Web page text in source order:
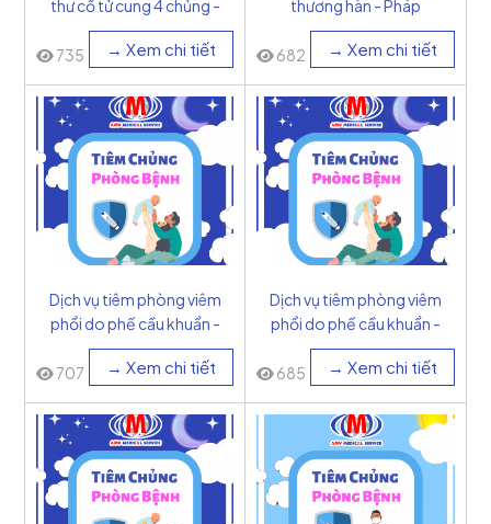
thư cổ tử cung 4 chủng -
Mỹ
735
→ Xem chi tiết
thương hàn - Pháp
682 → Xem chi tiết
Dịch vụ tiêm phòng viêm
phổi do phế cầu khuẩn -
Mỹ
707
→ Xem chi tiết
Dịch vụ tiêm phòng viêm
phổi do phế cầu khuẩn -
Bỉ
685
→ Xem chi tiết